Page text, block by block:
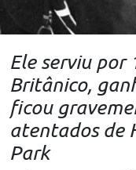
Ele serviu por
Britânico,
ficou
atentados de
Park